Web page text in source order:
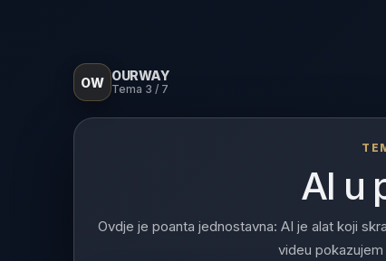
OW OURWAY
Tema 3 / 7
AI u
Ovdje je poanta jednostavna: AI je alat koji
videu